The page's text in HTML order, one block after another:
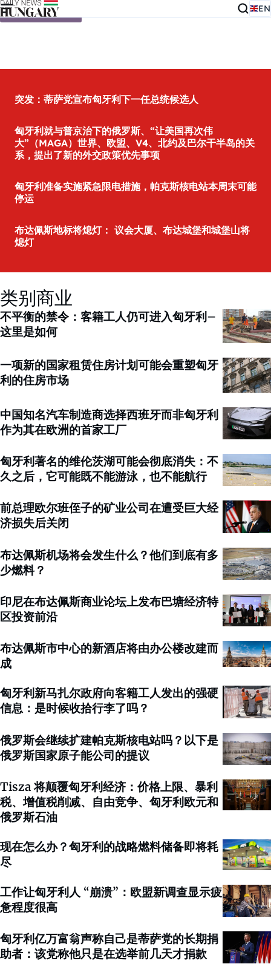
Skip to content EN
突发：蒂萨党宣布匈牙利下一任总统候选人
匈牙利就与普京治下的俄罗斯、“让美国再次伟
大”（MAGA）世界、欧盟、V4、北约及巴尔干半岛的关
系，提出了新的外交政策优先事项
匈牙利准备实施紧急限电措施，帕克斯核电站本周末可能
停运
布达佩斯地标将熄灯： 议会大厦、布达城堡和城堡山将
熄灯
类别商业
不平衡的禁令：客籍工人仍可进入匈牙利–
这里是如何
一项新的国家租赁住房计划可能会重塑匈牙
利的住房市场
中国知名汽车制造商选择西班牙而非匈牙利
作为其在欧洲的首家工厂
匈牙利著名的维伦茨湖可能会彻底消失：不
久之后，它可能既不能游泳，也不能航行
前总理欧尔班侄子的矿业公司在遭受巨大经
济损失后关闭
布达佩斯机场将会发生什么？他们到底有多
少燃料？
印尼在布达佩斯商业论坛上发布巴塘经济特
区投资前沿
布达佩斯市中心的新酒店将由办公楼改建而
成
匈牙利新马扎尔政府向客籍工人发出的强硬
信息：是时候收拾行李了吗？
俄罗斯会继续扩建帕克斯核电站吗？以下是
俄罗斯国家原子能公司的提议
Tisza 将颠覆匈牙利经济：价格上限、暴利
税、增值税削减、自由竞争、匈牙利欧元和
俄罗斯石油
现在怎么办？匈牙利的战略燃料储备即将耗
尽
工作让匈牙利人 “崩溃”：欧盟新调查显示疲
惫程度很高
匈牙利亿万富翁声称自己是蒂萨党的长期捐
助者：该党称他只是在选举前几天才捐款